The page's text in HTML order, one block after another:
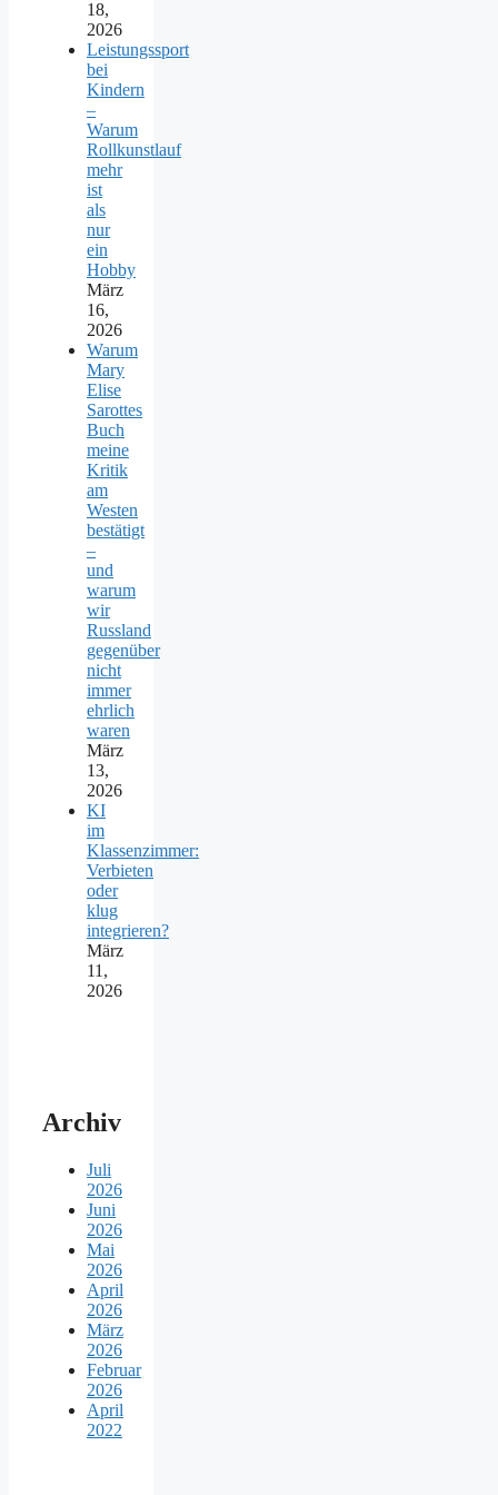
18,
2026
Leistungssport
bei
Kindern
–
Warum
Rollkunstlauf
mehr
ist
als
nur
ein
Hobby
März
16,
2026
Warum
Mary
Elise
Sarottes
Buch
meine
Kritik
am
Westen
bestätigt
–
und
warum
wir
Russland
gegenüber
nicht
immer
ehrlich
waren
März
13,
2026
KI
im
Klassenzimmer:
Verbieten
oder
klug
integrieren?
März
11,
2026
Archiv
Juli
2026
Juni
2026
Mai
2026
April
2026
März
2026
Februar
2026
April
2022